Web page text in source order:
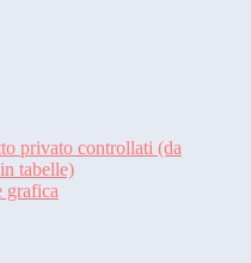
privato controllati (da
tabelle)
grafica